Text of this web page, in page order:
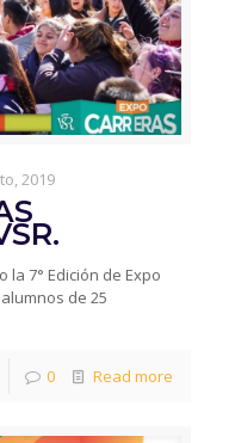
2019
la 7° Edición de Expo
de 25
0 Read more